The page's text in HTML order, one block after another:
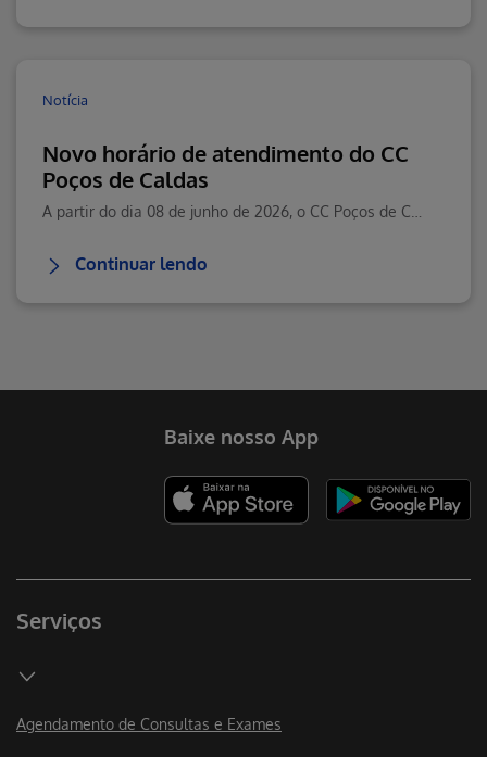
Notícia
Novo horário de atendimento do CC
Poços de Caldas
Continuar lendo
Serviços
Agendamento de Consultas e Exames
Baixe nosso App